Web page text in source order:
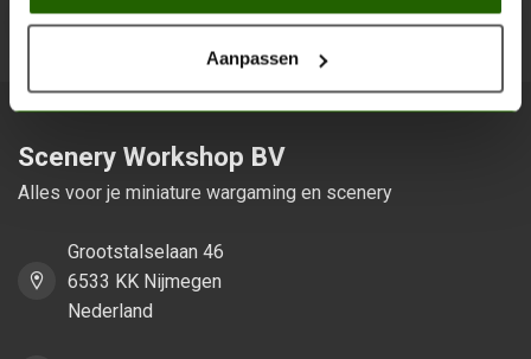
Aanpassen
Scenery Workshop BV
Alles voor je miniature wargaming en scenery
Grootstalselaan 46
6533 KK Nijmegen
Nederland